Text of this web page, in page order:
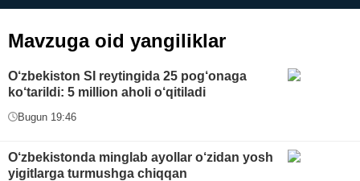
Mavzuga oid yangiliklar
O‘zbekiston SI reytingida 25 pog‘onaga
ko‘tarildi: 5 million aholi o‘qitiladi
Bugun 19:46
O‘zbekistonda minglab ayollar o‘zidan yosh
yigitlarga turmushga chiqqan